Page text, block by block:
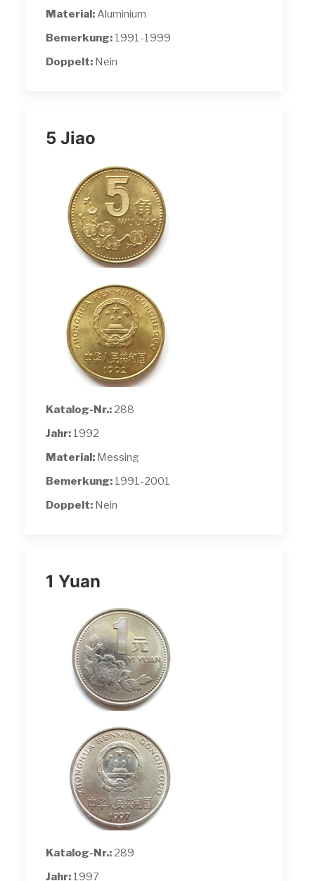
Material:Aluminium
Bemerkung: 1991-1999
Doppelt: Nein
5 Jiao
Katalog-Nr.: 288
Jahr: 1992
Material: Messing
Bemerkung: 1991-2001
Doppelt: Nein
1 Yuan
Katalog-Nr.: 289
Jahr: 1997